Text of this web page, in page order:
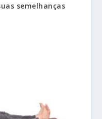
semelhanças